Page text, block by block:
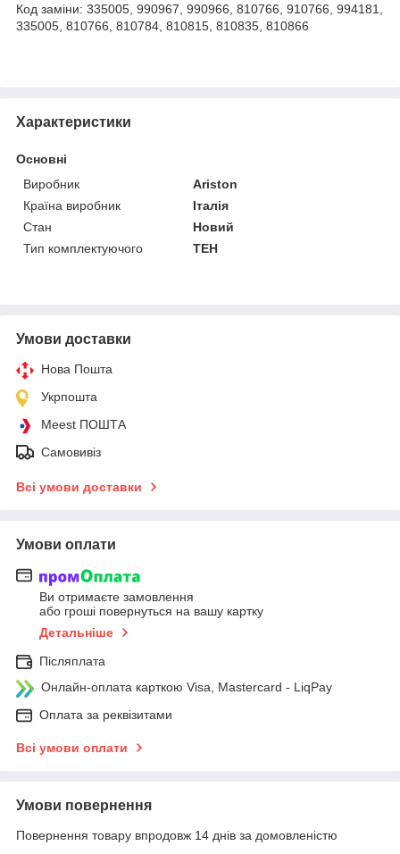
Код заміни: 335005, 990967, 990966, 810766, 910766, 994181,
335005, 810766, 810784, 810815, 810835, 810866
Характеристики
Основні
Виробник
Ariston
Країна виробник
Італія
Стан
Новий
Тип комплектуючого
ТЕН
Умови доставки
Нова Пошта
Укрпошта
Meest ПОШТА
Самовивіз
Всі умови доставки
Умови оплати
Ви отримаєте замовлення
або гроші повернуться на вашу картку
Детальніше
Післяплата
Онлайн-оплата карткою Visa, Mastercard - LiqPay
Оплата за реквізитами
Всі умови оплати
Умови повернення
Повернення товару впродовж 14 днів за домовленістю